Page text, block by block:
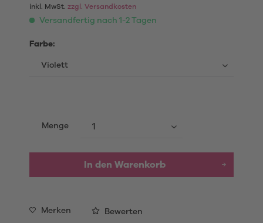
inkl. MwSt. zzgl. Versandkosten
Versandfertig nach 1-2 Tagen
Farbe:
Menge
In den Warenkorb
Merken Bewerten